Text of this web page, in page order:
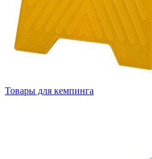
Товары для кемпинга